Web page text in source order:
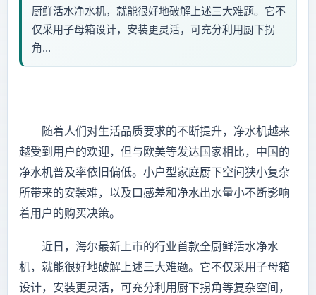
厨鲜活水净水机，就能很好地破解上述三大难题。它不
仅采用子母箱设计，安装更灵活，可充分利用厨下拐
角...
随着人们对生活品质要求的不断提升，净水机越来
越受到用户的欢迎，但与欧美等发达国家相比，中国的
净水机普及率依旧偏低。小户型家庭厨下空间狭小复杂
所带来的安装难，以及口感差和净水出水量小不断影响
着用户的购买决策。
近日，海尔最新上市的行业首款全厨鲜活水净水
机，就能很好地破解上述三大难题。它不仅采用子母箱
设计，安装更灵活，可充分利用厨下拐角等复杂空间，